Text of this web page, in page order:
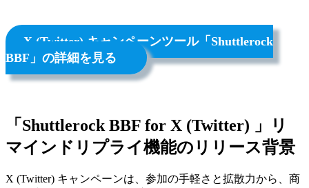
X (Twitter) キャンペーンツール「Shuttlerock
BBF」の詳細を見る
「Shuttlerock BBF for X (Twitter) 」リ
マインドリプライ機能のリリース背景
X (Twitter) キャンペーンは、参加の手軽さと拡散力から、商